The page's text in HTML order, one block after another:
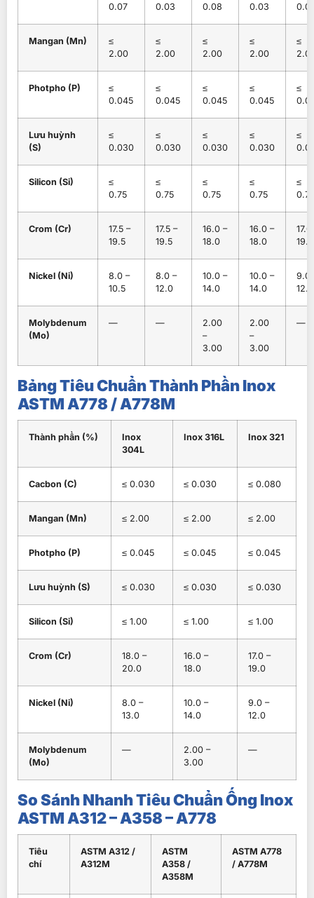
0.07
0.03
0.08
0.03
Mangan (Mn)
≤
2.00
≤
2.00
≤
2.00
≤
2.00
≤
Photpho (P)
≤
0.045
≤
0.045
≤
0.045
≤
0.045
≤
Lưu huỳnh
(S)
≤
0.030
≤
0.030
≤
0.030
≤
0.030
≤
Silicon (Si)
≤
0.75
≤
0.75
≤
0.75
≤
0.75
≤
0.75
Crom (Cr)
17.5 –
19.5
17.5 –
19.5
16.0 –
18.0
16.0 –
18.0
17.0
19.0
Nickel (Ni)
8.0 –
10.5
8.0 –
12.0
10.0 –
14.0
10.0 –
14.0
9.0
12.0
Molybdenum
(Mo)
— —
2.00
–
3.00
2.00
–
3.00
—
Bảng Tiêu Chuẩn Thành Phần Inox
ASTM A778 / A778M
Thành phần (%)
Inox
304L
Inox 316L Inox 321
Cacbon (C) ≤ 0.030 ≤ 0.030 ≤ 0.080
Mangan (Mn) ≤ 2.00 ≤ 2.00 ≤ 2.00
Photpho (P) ≤ 0.045 ≤ 0.045 ≤ 0.045
Lưu huỳnh (S) ≤ 0.030 ≤ 0.030 ≤ 0.030
Silicon (Si) ≤ 1.00 ≤ 1.00 ≤ 1.00
Crom (Cr)
18.0 –
20.0
16.0 –
18.0
17.0 –
19.0
Nickel (Ni)
8.0 –
13.0
10.0 –
14.0
9.0 –
12.0
Molybdenum
(Mo)
—
2.00 –
3.00
—
So Sánh Nhanh Tiêu Chuẩn Ống Inox
ASTM A312 – A358 – A778
Tiêu
chí
ASTM A312 /
A312M
ASTM
A358 /
A358M
ASTM A778
/ A778M